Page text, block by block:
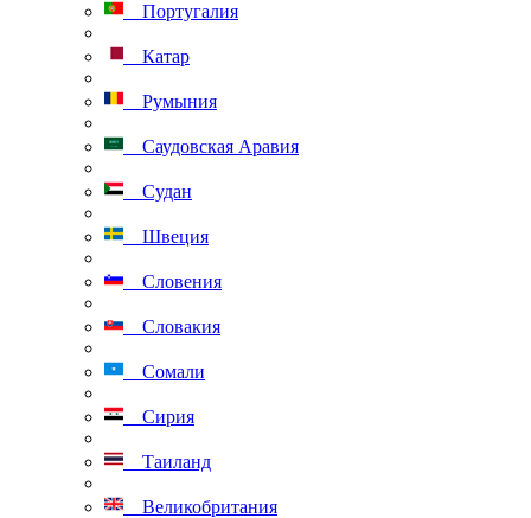
Португалия
Катар
Румыния
Саудовская Аравия
Судан
Швеция
Словения
Словакия
Сомали
Сирия
Таиланд
Великобритания